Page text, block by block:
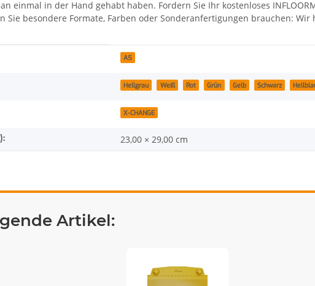
einmal in der Hand gehabt haben. Fordern Sie Ihr kostenloses
Sie besondere Formate, Farben oder Sonderanfertigungen brauchen:
A5
Hellgrau Weiß Rot Grün Gelb Schwarz
X-CHANGE
23,00 × 29,00 cm
Artikel: